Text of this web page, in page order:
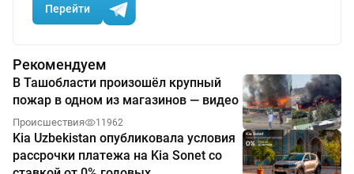
Перейти
Рекомендуем
В Ташобласти произошёл крупный
пожар в одном из магазинов — видео
Происшествия 11962
Kia Uzbekistan опубликовала условия
рассрочки платежа на Kia Sonet со